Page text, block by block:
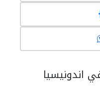
اندونيسيا